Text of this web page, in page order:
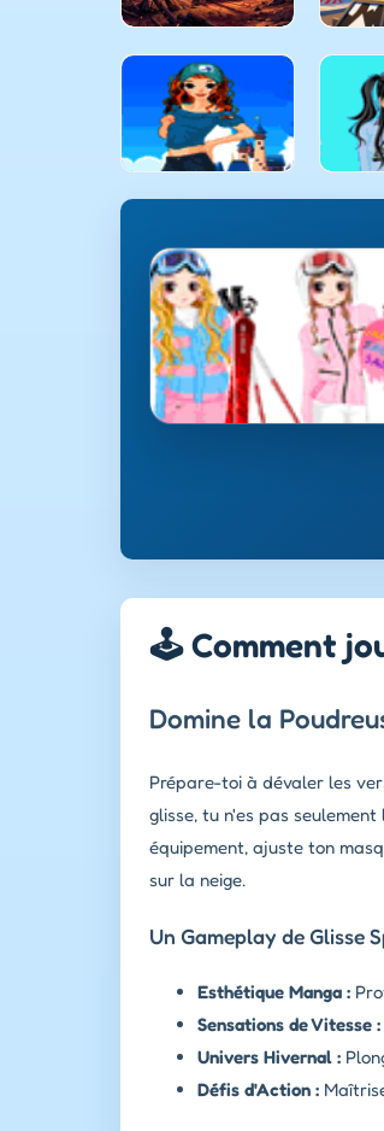
🕹️ Comment
Domine la
Prépare-toi à dévaler les
glisse, tu n'es pas
équipement, ajuste ton
sur la neige.
Un Gameplay de Glisse
Esthétique Manga :
Sensations de Vitesse :
Univers Hivernal :
Défis d'Action :